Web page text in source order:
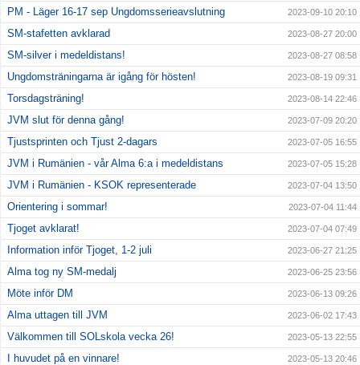
PM - Läger 16-17 sep Ungdomsserieavslutning 2023-09-10 20:10
SM-stafetten avklarad 2023-08-27 20:00
SM-silver i medeldistans! 2023-08-27 08:58
Ungdomsträningarna är igång för hösten! 2023-08-19 09:31
Torsdagsträning! 2023-08-14 22:46
JVM slut för denna gång! 2023-07-09 20:20
Tjustsprinten och Tjust 2-dagars 2023-07-05 16:55
JVM i Rumänien - vår Alma 6:a i medeldistans 2023-07-05 15:28
JVM i Rumänien - KSOK representerade 2023-07-04 13:50
Orientering i sommar! 2023-07-04 11:44
Tjoget avklarat! 2023-07-04 07:49
Information inför Tjoget, 1-2 juli 2023-06-27 21:25
Alma tog ny SM-medalj 2023-06-25 23:56
Möte inför DM 2023-06-13 09:26
Alma uttagen till JVM 2023-06-02 17:43
Välkommen till SOLskola vecka 26! 2023-05-13 22:55
I huvudet på en vinnare! 2023-05-13 20:46